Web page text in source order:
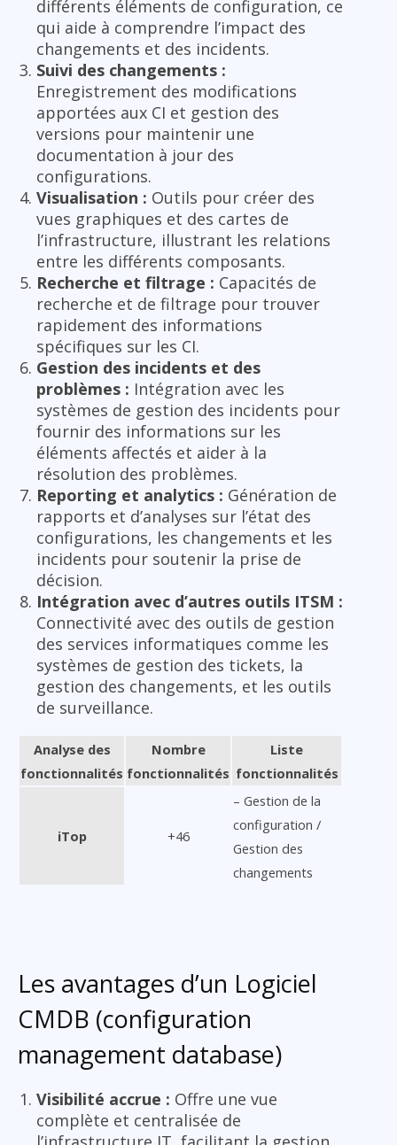
différents éléments de configuration, ce
qui aide à comprendre l’impact des
changements et des incidents.
Suivi des changements :
Enregistrement des modifications
apportées aux CI et gestion des
versions pour maintenir une
documentation à jour des
configurations.
Visualisation : Outils pour créer des
vues graphiques et des cartes de
l’infrastructure, illustrant les relations
entre les différents composants.
Recherche et filtrage : Capacités de
recherche et de filtrage pour trouver
rapidement des informations
spécifiques sur les CI.
Gestion des incidents et des
problèmes : Intégration avec les
systèmes de gestion des incidents pour
fournir des informations sur les
éléments affectés et aider à la
résolution des problèmes.
Reporting et analytics : Génération de
rapports et d’analyses sur l’état des
configurations, les changements et les
incidents pour soutenir la prise de
décision.
Intégration avec d’autres outils ITSM :
Connectivité avec des outils de gestion
des services informatiques comme les
systèmes de gestion des tickets, la
gestion des changements, et les outils
de surveillance.
Analyse des
fonctionnalités
Nombre
fonctionnalités
Liste
fonctionnalités
iTop +46
– Gestion de la
configuration /
Gestion des
changements
Les avantages d’un Logiciel
CMDB (configuration
management database)
Visibilité accrue : Offre une vue
complète et centralisée de